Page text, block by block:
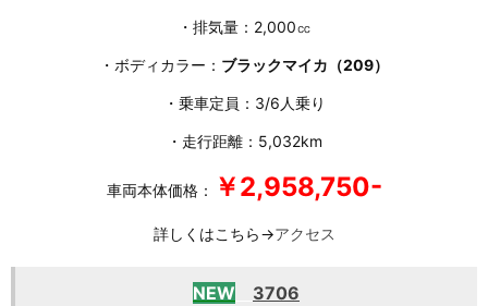
・排気量：2,000㏄
・ボディカラー： ブラックマイカ（209）
・乗車定員：3/6人乗り
・走行距離：5,032km
車両本体価格： ￥2,958,750-
詳しくはこちら→アクセス
NEW 3706